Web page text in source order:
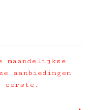
aanbiedingen
eerste.